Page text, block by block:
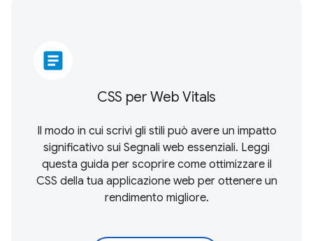
article
CSS per Web Vitals
Il modo in cui scrivi gli stili può avere un impatto
significativo sui Segnali web essenziali. Leggi
questa guida per scoprire come ottimizzare il
CSS della tua applicazione web per ottenere un
rendimento migliore.